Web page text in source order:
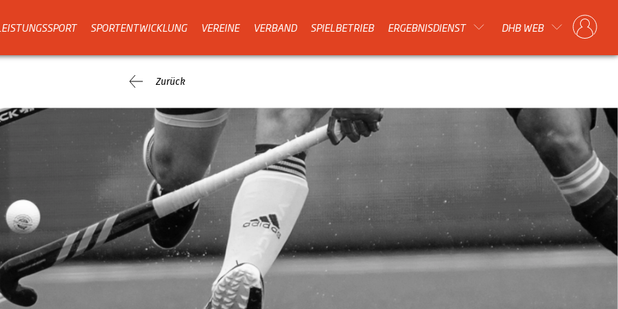
SPORTENTWICKLUNG VEREINE VERBAND SPIELBETRIEB ERGEBNISDIENST DHB WEB
Zurück